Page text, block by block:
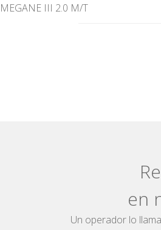
MEGANE III 2.0 M/T
en
Un operador lo